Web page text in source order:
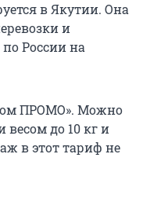
в Якутии. Она
и
России на
ПРОМО». Можно
весом до 10 кг и
в этот тариф не